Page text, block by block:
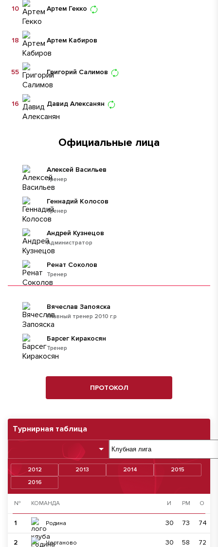
Турнирная таблица
2012 2013 2014
2015
2016
№ КОМАНДА И РМ О
1 Родина 30 73 74
2 Чертаново 30 58 72
Артем Гекко
10
Артем Кабиров
18
Григорий Салимов
55
Давид Алексанян
16
Официальные лица
Тренер
Алексей Васильев
Тренер
Геннадий Колосов
Администратор
Андрей Кузнецов
Тренер
Ренат Соколов
Главный тренер 2010 г.р
Вячеслав Запояска
Тренер
Барсег Киракосян
ПРОТОКОЛ